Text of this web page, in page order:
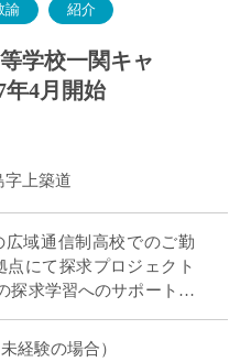
諭 紹介
学校一関キャ
年4月開始
字上築道
広域通信制高校でのご勤
にて探求プロジェクト
探求学習へのサポートに
極的にご応募ください！
への出張が […]
経験の場合）